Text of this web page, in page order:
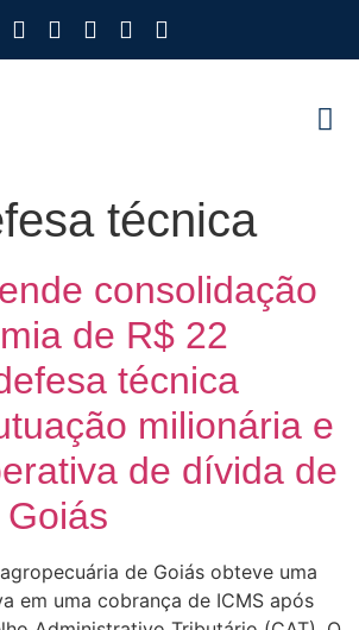
técnica
consolidação
de R$ 22
técnica
milionária e
de dívida de
de Goiás obteve uma
em uma cobrança de ICMS após